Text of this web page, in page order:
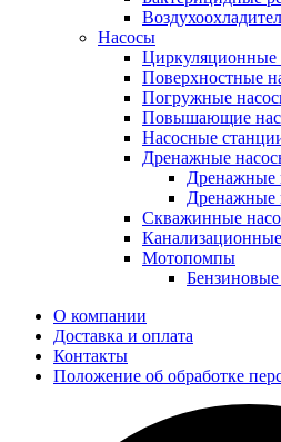
Насосы
Циркуляционные
Поверхностные
Погружные
Повышающие
Насосные
Дренажные
Дренажные
Дренажные
Скважинные
Мотопомпы
О компании
Доставка и оплата
Контакты
Положение об обработке